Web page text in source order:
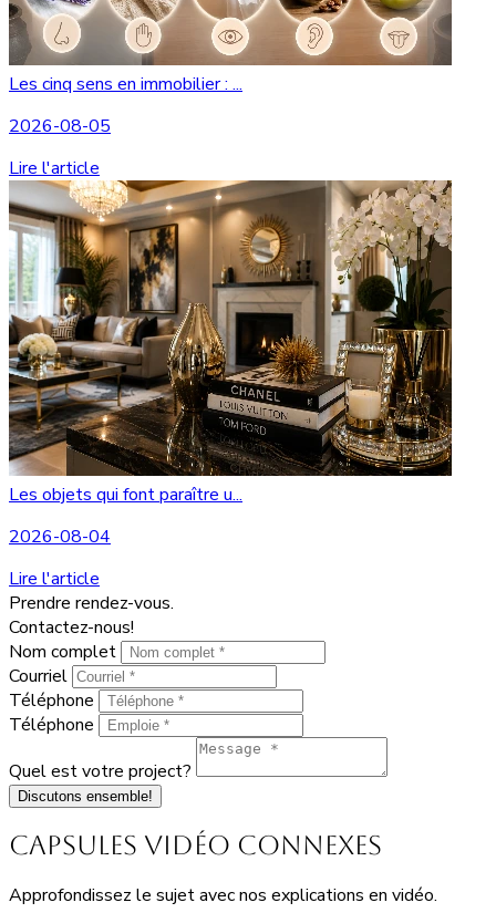
Les cinq sens en immobilier : ...
2026-08-05
Lire l'article
Les objets qui font paraître u...
2026-08-04
Lire l'article
Prendre rendez-vous.
Contactez-nous!
Nom complet
Courriel
Téléphone
Téléphone
Quel est votre project?
Discutons ensemble!
Capsules vidéo connexes
Approfondissez le sujet avec nos explications en vidéo.